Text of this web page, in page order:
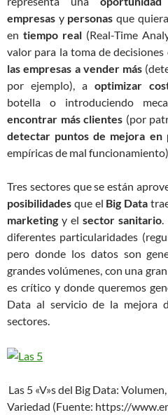
empresas y personas que
en tiempo real (Real-Time
valor para la toma de decisiones
las empresas a vender más
por ejemplo), a optimizar
botella o introduciendo
encontrar más clientes (por
detectar puntos de mejora en
empíricas de mal
Tres sectores que se están
posibilidades que el Big Data
marketing y elsector sanitario.
diferentes particularidades
pero donde los datos son
grandes volúmenes, con una
es crítico y donde queremos
Data al servicio de la mejora
sectores.
Las 5 «V»s del Big Data:
Variedad (Fuente: https://